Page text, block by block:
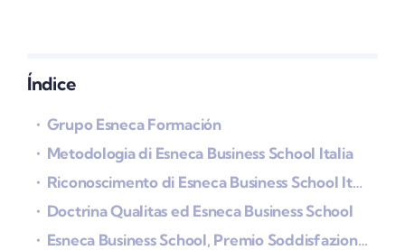
Índice
Grupo Esneca Formación
Metodologia di Esneca Business School Italia
Riconoscimento di Esneca Business School Italia
Doctrina Qualitas ed Esneca Business School
Esneca Business School, Premio Soddisfazione 2024